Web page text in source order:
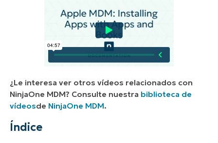
¿Le interesa ver otros vídeos relacionados con
NinjaOne MDM? Consulte nuestra biblioteca de
vídeosde NinjaOne MDM.
Índice